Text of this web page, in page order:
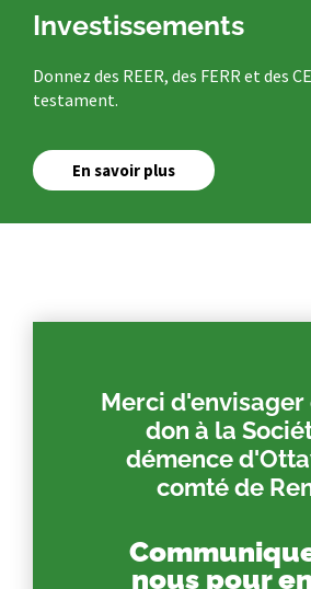
Investissements
Donnez des REER, des FERR et des
testament.
En savoir plus
Merci
don à la
démence
comté de
nous pour